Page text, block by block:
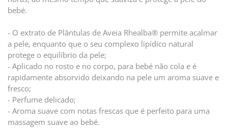
bebé.
- O extrato de Plântulas de Aveia Rhealba® permite acalmar
a pele, enquanto que o seu complexo lipídico natural
protege o equilíbrio da pele;
- Aplicado no rosto e no corpo, para bebé não cola e é
rapidamente absorvido deixando na pele um aroma suave e
fresco;
- Perfume delicado;
- Aroma suave com notas frescas que é perfeito para uma
massagem suave ao bebé.